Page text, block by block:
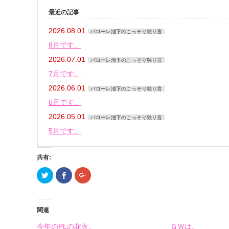
最近の記事
2026.08.01 バローレ池下のこっそり独り言
8月です。
2026.07.01
バローレ池下のこっそり独り言
7月です。
2026.06.01
バローレ池下のこっそり独り言
6月です。
2026.05.01
バローレ池下のこっそり独り言
5月です。
共有:
ク
リ
し
共
Facebook
で
ク
ク
リ
共
関連
今年のPLの花火。
ＧＷは。